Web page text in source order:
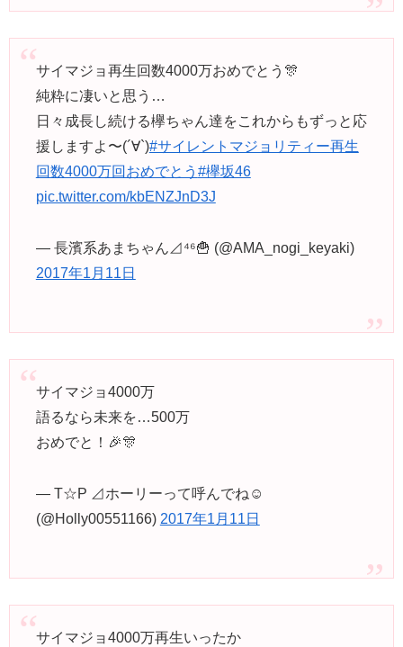
サイマジョ再生回数4000万おめでとう🎊
純粋に凄いと思う…
日々成長し続ける欅ちゃん達をこれからもずっと応
援しますよ〜(´∀`)#サイレントマジョリティー再生
回数4000万回おめでとう #欅坂46
pic.twitter.com/kbENZJnD3J
— 長濱系あまちゃん⊿⁴⁶🍟 (@AMA_nogi_keyaki)
2017年1月11日
サイマジョ4000万
語るなら未来を…500万
おめでと！🎉🎊
— T☆P ⊿ホーリーって呼んでね☺︎︎
(@Holly00551166) 2017年1月11日
サイマジョ4000万再生いったか